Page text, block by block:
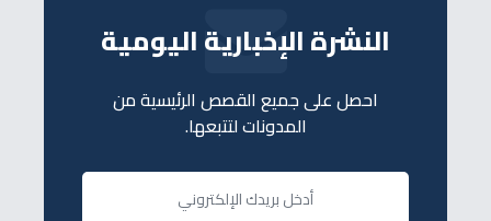
النشرة الإخبارية اليومية
احصل على جميع القصص الرئيسية من
المدونات لتتبعها.